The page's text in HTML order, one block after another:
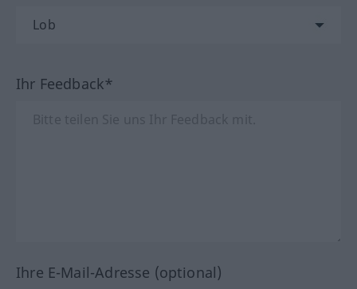
Ihr Feedback*
Ihre E-Mail-Adresse (optional)